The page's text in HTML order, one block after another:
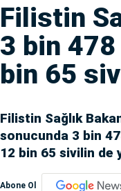
Filistin
3 bin
bin 65
Filistin Sağlık
sonucunda 3 bin
12 bin 65 sivilin de
Abone Ol